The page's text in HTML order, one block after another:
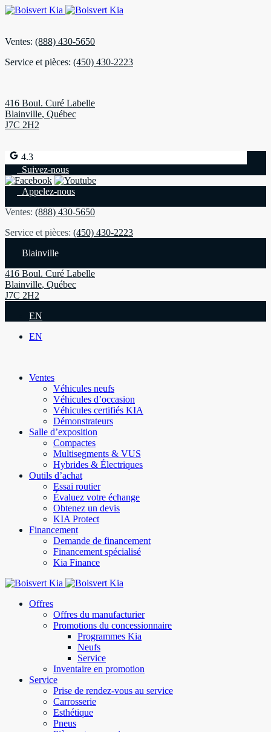
Ventes: (888) 430-5650
Service et pièces: (450) 430-2223
416 Boul. Curé Labelle
Blainville, Québec
J7C 2H2
4.3
Suivez-nous
Appelez-nous
Ventes: (888) 430-5650
Service et pièces: (450) 430-2223
Blainville
416 Boul. Curé Labelle
Blainville, Québec
J7C 2H2
EN
EN
Ventes
Véhicules neufs
Véhicules d’occasion
Véhicules certifiés KIA
Démonstrateurs
Salle d’exposition
Compactes
Multisegments & VUS
Hybrides & Électriques
Outils d’achat
Essai routier
Évaluez votre échange
Obtenez un devis
KIA Protect
Financement
Demande de financement
Financement spécialisé
Kia Finance
Offres
Offres du manufacturier
Promotions du concessionnaire
Programmes Kia
Neufs
Service
Inventaire en promotion
Service
Prise de rendez-vous au service
Carrosserie
Esthétique
Pneus